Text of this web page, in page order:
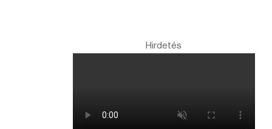
Hirdetés